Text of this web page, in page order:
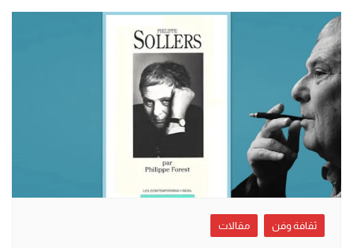
ثقافة وفن مقالات